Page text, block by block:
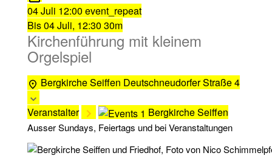
04 Juli 12:00 event_repeat
Bis04 Juli, 12:30 30m
Kirchenführung mit kleinem
Orgelspiel
Bergkirche Seiffen Deutschneudorfer Straße 4
Veranstalter Bergkirche Seiffen
Ausser Sundays, Feiertags und bei Veranstaltungen